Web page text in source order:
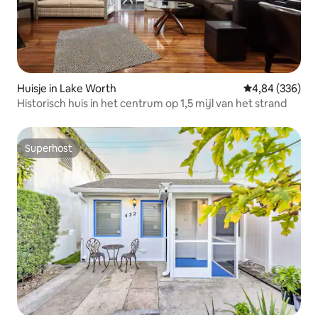
Huisje in Lake Worth Gemiddelde
4,84 (336)
Historisch huis in het centrum op 1,5 mijl van het strand
Superhost
Superhost